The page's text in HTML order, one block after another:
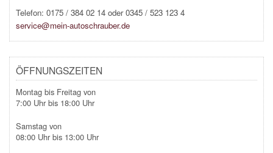
Telefon: 0175 / 384 02 14 oder 0345 / 523 123 4
service@mein-autoschrauber.de
ÖFFNUNGSZEITEN
Montag bis Freitag von
7:00 Uhr bis 18:00 Uhr
Samstag von
08:00 Uhr bis 13:00 Uhr